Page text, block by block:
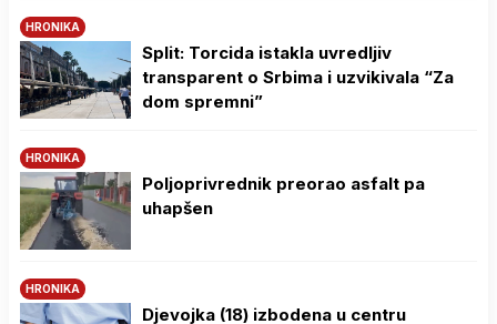
HRONIKA
Split: Torcida istakla uvredljiv
transparent o Srbima i uzvikivala “Za
dom spremni”
HRONIKA
Poljoprivrednik preorao asfalt pa
uhapšen
HRONIKA
Djevojka (18) izbodena u centru